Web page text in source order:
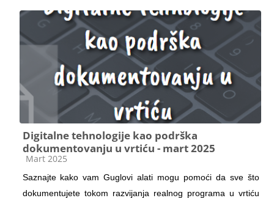
Digitalne tehnologije kao podrška
dokumentovanju u vrtiću - mart 2025
Kategorija kursa
Mart 2025
Saznajte kako vam Guglovi alati mogu pomoći da sve što
dokumentujete tokom razvijanja realnog programa u vrtiću